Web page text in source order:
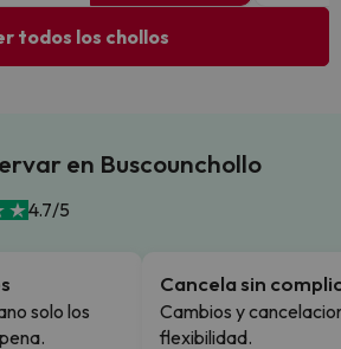
todos los chollos
en Buscounchollo
4.7/5
solo los
Cancela sin
Cambios y
flexibilidad.